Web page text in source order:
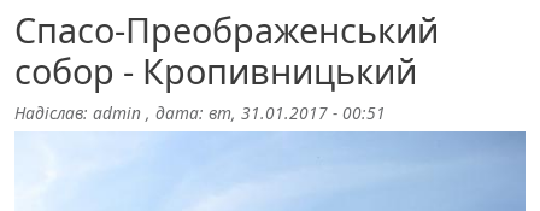
Спасо-Преображенський
собор - Кропивницький
Надіслав: admin , дата: вт, 31.01.2017 - 00:51